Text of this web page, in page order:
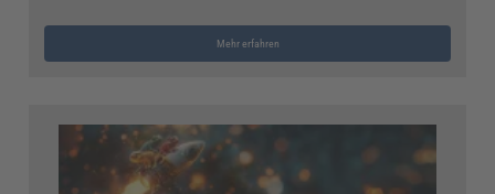
Mehr erfahren